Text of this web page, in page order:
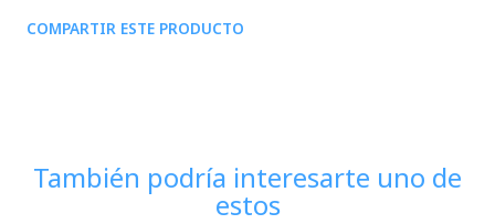
COMPARTIR ESTE PRODUCTO
También podría interesarte uno de
estos